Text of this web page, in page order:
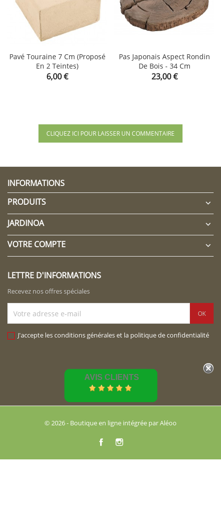
Pavé Touraine 7 Cm (proposé
En 2 Teintes)
Prix
6,00 €
Pas Japonais Aspect Rondin
De Bois - 34 Cm
Prix
23,00 €
CLIQUEZ ICI POUR LAISSER UN COMMENTAIRE
INFORMATIONS
PRODUITS

JARDINOA 
VOTRE COMPTE 
LETTRE D'INFORMATIONS
Recevez nos offres spéciales
J'accepte les conditions générales et la politique de confidentialité
AVIS CLIENTS
© 2026 - Boutique en ligne intégrée par Aléoo
Facebook